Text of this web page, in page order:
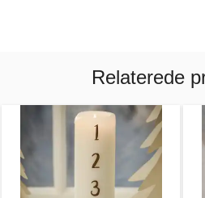
Relaterede